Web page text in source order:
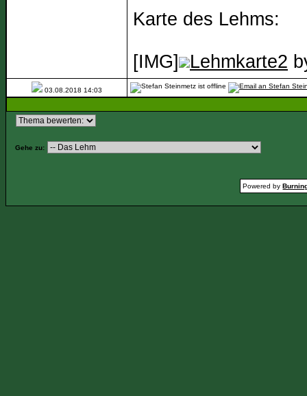
Karte des Lehms:
[IMG] Lehmkarte2
03.08.2018 14:03
Gehe zu:
Powered by